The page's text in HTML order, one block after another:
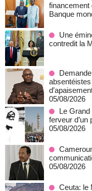
financement
Banque
Une
contredit la
05/08/2026
Le Grand
ferveur d’un
05/08/2026
05/08/2026
Ceuta: le